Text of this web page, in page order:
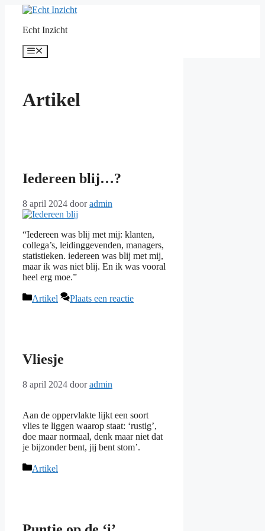
Echt Inzicht
Menu
Artikel
Iedereen blij…?
8 april 2024 dooradmin
“Iedereen was blij met mij: klanten,
collega’s, leidinggevenden, managers,
statistieken. iedereen was blij met mij,
maar ik was niet blij. En ik was vooral
heel erg moe.”
Categorieën
Artikel Plaats een reactie
Vliesje
8 april 2024 dooradmin
Aan de oppervlakte lijkt een soort
vlies te liggen waarop staat: ‘rustig’,
doe maar normaal, denk maar niet dat
je bijzonder bent, jij bent stom’.
Categorieën
Artikel